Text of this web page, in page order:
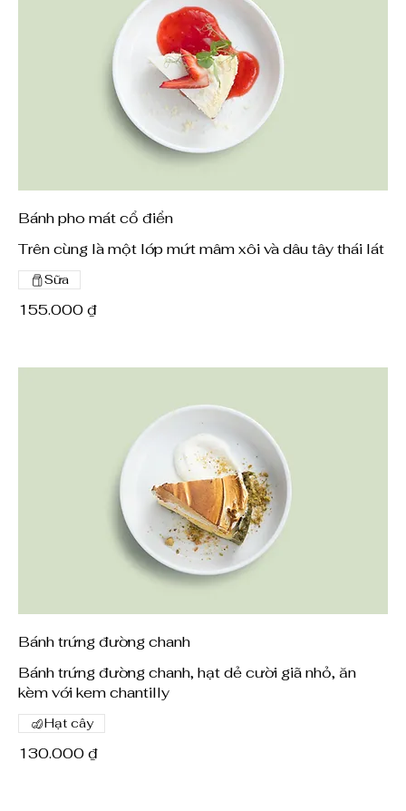
Bánh pho mát cổ điển
Trên cùng là một lớp mứt mâm xôi và dâu tây thái lát
155.000 ₫
Sữa
Bánh trứng đường chanh
Bánh trứng đường chanh, hạt dẻ cười giã nhỏ, ăn
kèm với kem chantilly
130.000 ₫
Hạt cây